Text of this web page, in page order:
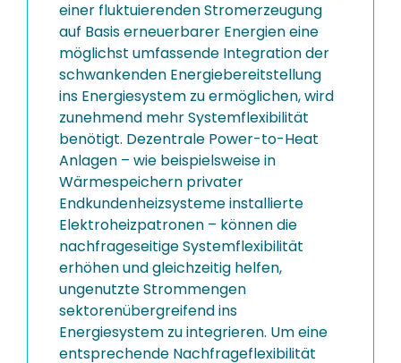
einer fluktuierenden Stromerzeugung
auf Basis erneuerbarer Energien eine
möglichst umfassende Integration der
schwankenden Energiebereitstellung
ins Energiesystem zu ermöglichen, wird
zunehmend mehr Systemflexibilität
benötigt. Dezentrale Power-to-Heat
Anlagen – wie beispielsweise in
Wärmespeichern privater
Endkundenheizsysteme installierte
Elektroheizpatronen – können die
nachfrageseitige Systemflexibilität
erhöhen und gleichzeitig helfen,
ungenutzte Strommengen
sektorenübergreifend ins
Energiesystem zu integrieren. Um eine
entsprechende Nachfrageflexibilität